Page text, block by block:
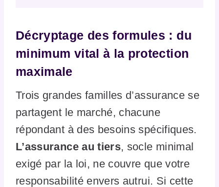
Décryptage des formules : du
minimum vital à la protection
maximale
Trois grandes familles d’assurance se
partagent le marché, chacune
répondant à des besoins spécifiques.
L’assurance au tiers, socle minimal
exigé par la loi, ne couvre que votre
responsabilité envers autrui. Si cette